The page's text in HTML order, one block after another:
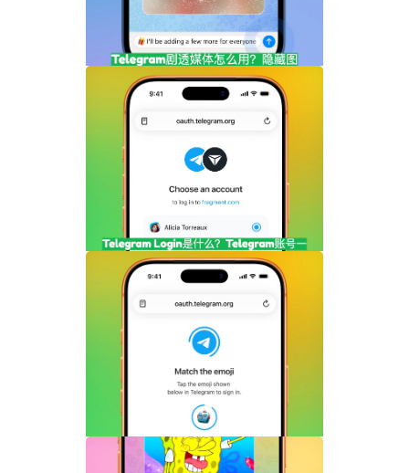
频内容完整指南
一键登录功能全面解析